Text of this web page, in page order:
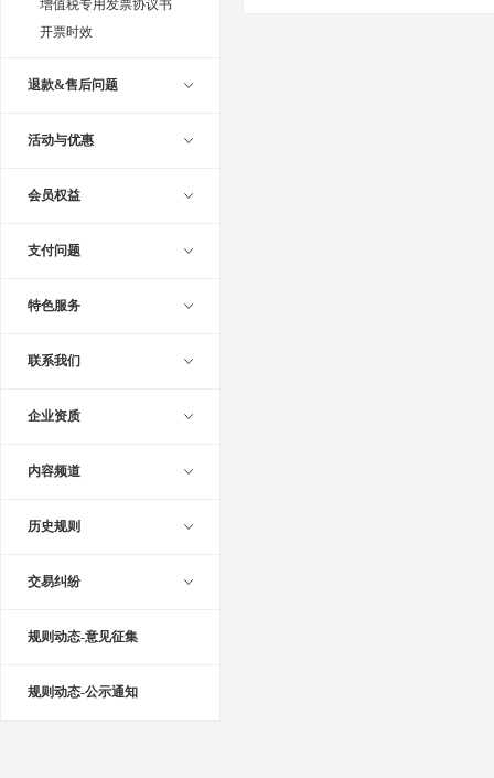
增值税专用发票协议书
开票时效
退款&售后问题
活动与优惠
会员权益
支付问题
特色服务
联系我们
企业资质
内容频道
历史规则
交易纠纷
规则动态-意见征集
规则动态-公示通知